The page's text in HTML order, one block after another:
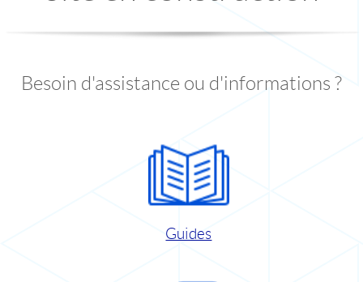
Besoin d'assistance ou d'informations ?
Guides